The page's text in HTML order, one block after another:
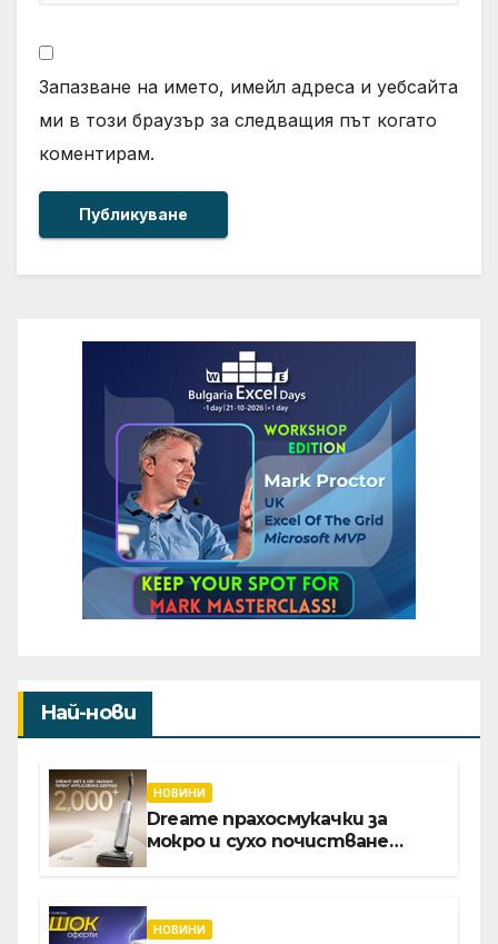
Запазване на името, имейл адреса и уебсайта
ми в този браузър за следващия път когато
коментирам.
Най-нови
НОВИНИ
Dreame прахосмукачки за
мокро и сухо почистване
НОВИНИ